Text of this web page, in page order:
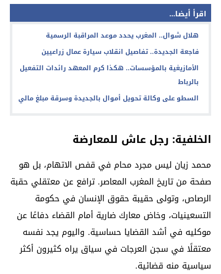
اقرأ أيضا...
هلال شوال.. المغرب يحدد موعد المراقبة الرسمية
فاجعة الجديدة.. تفاصيل انقلاب سيارة عمال زراعيين
الأمازيغية بالمؤسسات.. هكذا كرم المعهد رائدات التفعيل
بالرباط
السطو على وكالة تحويل أموال بالجديدة وسرقة مبلغ مالي
الخلفية: رجل عاش للمعارضة
محمد زيان ليس مجرد محام في قفص الاتهام، بل هو
صفحة من تاريخ المغرب المعاصر. ترافع عن معتقلي حقبة
الرصاص، وتولى حقيبة حقوق الإنسان في حكومة
التسعينيات، وخاض معارك ضارية أمام القضاء دفاعًا عن
موكليه في أشد القضايا حساسية. واليوم يجد نفسه
معتقلًا في سجن العرجات في سياق يراه كثيرون أكثر
سياسية منه قضائية.